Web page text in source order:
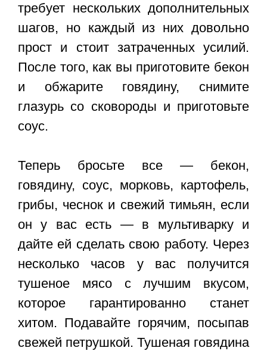
требует нескольких дополнительных
шагов, но каждый из них довольно
прост и стоит затраченных усилий.
После того, как вы приготовите бекон
и обжарите говядину, снимите
глазурь со сковороды и приготовьте
соус.
Теперь бросьте все — бекон,
говядину, соус, морковь, картофель,
грибы, чеснок и свежий тимьян, если
он у вас есть — в мультиварку и
дайте ей сделать свою работу. Через
несколько часов у вас получится
тушеное мясо с лучшим вкусом,
которое гарантированно станет
хитом. Подавайте горячим, посыпав
свежей петрушкой. Тушеная говядина